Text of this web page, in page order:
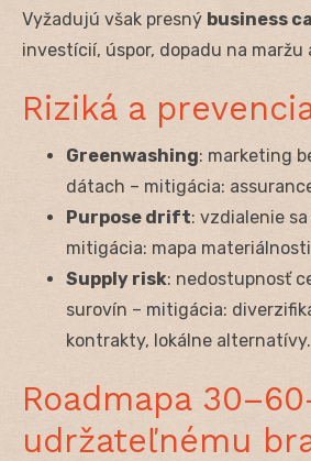
Vyžadujú však presný business
investícií, úspor, dopadu na maržu
Riziká a
Greenwashing: marketing
dátach – mitigácia:
Purpose drift: vzdialenie
mitigácia: mapa
Supply risk: nedostupnosť
surovín – mitigácia:
kontrakty, lokálne alternatívy.
Roadmapa
udržateľnému